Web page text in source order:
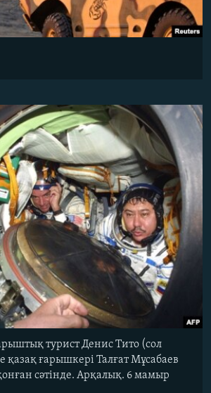
турист Денис Тито (сол
қазақ ғарышкері Талғат Мұсабаев
сәтінде. Арқалық. 6 мамыр